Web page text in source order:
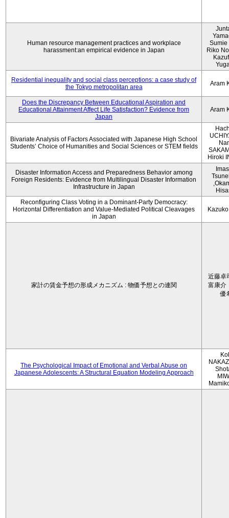
Human resource management practices and workplace
harassment:an empirical evidence in Japan
Sumie
Riko
Residential inequality and social class perceptions: a case study of
the Tokyo metropolitan area
Aram
Does the Discrepancy Between Educational Aspiration and
Educational Attainment Affect Life Satisfaction? Evidence from
Japan
Aram
Bivariate Analysis of Factors Associated with Japanese High School
Students’ Choice of Humanities and Social Sciences or STEM fields
Hiroki
Disaster Information Access and Preparedness Behavior among
Foreign Residents: Evidence from Multilingual Disaster Information
Infrastructure in Japan
Reconfiguring Class Voting in a Dominant-Party Democracy:
Horizontal Differentiation and Value-Mediated Political Cleavages
in Japan
家計の賃金予想の形成メカニズム : 物価予想との連関
近藤卓
富康介
優
The Psychological Impact of Emotional and Verbal Abuse on
Japanese Adolescents: A Structural Equation Modeling Approach